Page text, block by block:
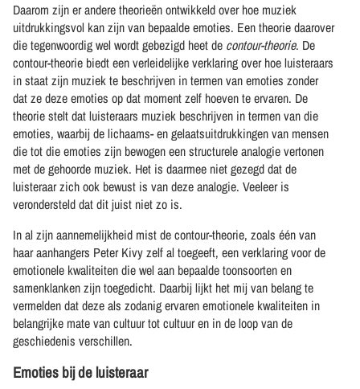
Daarom zijn er andere theorieën ontwikkeld over hoe muziek
uitdrukkingsvol kan zijn van bepaalde emoties. Een theorie daarover
die tegenwoordig wel wordt gebezigd heet de contour-theorie. De
contour-theorie biedt een verleidelijke verklaring over hoe luisteraars
in staat zijn muziek te beschrijven in termen van emoties zonder
dat ze deze emoties op dat moment zelf hoeven te ervaren. De
theorie stelt dat luisteraars muziek beschrijven in termen van die
emoties, waarbij de lichaams- en gelaatsuitdrukkingen van mensen
die tot die emoties zijn bewogen een structurele analogie vertonen
met de gehoorde muziek. Het is daarmee niet gezegd dat de
luisteraar zich ook bewust is van deze analogie. Veeleer is
verondersteld dat dit juist niet zo is.
In al zijn aannemelijkheid mist de contour-theorie, zoals één van
haar aanhangers Peter Kivy zelf al toegeeft, een verklaring voor de
emotionele kwaliteiten die wel aan bepaalde toonsoorten en
samenklanken zijn toegedicht. Daarbij lijkt het mij van belang te
vermelden dat deze als zodanig ervaren emotionele kwaliteiten in
belangrijke mate van cultuur tot cultuur en in de loop van de
geschiedenis verschillen.
Emoties bij de luisteraar